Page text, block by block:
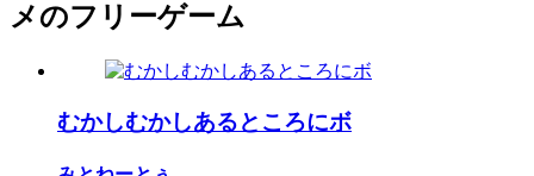
メのフリーゲーム
むかしむかしあるところにボ